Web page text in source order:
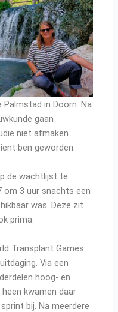
Palmstad in Doorn. Na
gaan
niet afmaken
ben geworden.
de wachtlijst te
om 3 uur snachts een
was. Deze zit
prima.
Transplant Games
Via een
hoog- en
kwamen daar
bij. Na meerdere